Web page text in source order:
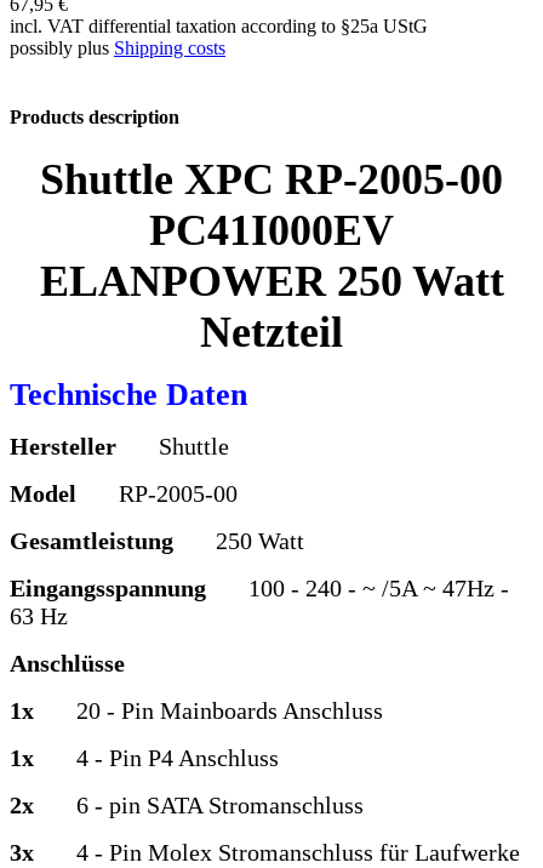
incl. VAT differential taxation according to §25a UStG
possibly plus Shipping costs
Products description
Shuttle XPC RP-2005-00
PC41I000EV
ELANPOWER 250 Watt
Netzteil
Technische Daten
Hersteller Shuttle
Model
RP-2005-00
Gesamtleistung
250 Watt
Eingangsspannung 100 - 240 - ~ /5A ~ 47Hz -
63 Hz
Anschlüsse
1x
20 - Pin Mainboards Anschluss
1x 4 - Pin P4 Anschluss
2x 6 - pin SATA Stromanschluss
3x 4 - Pin Molex Stromanschluss für Laufwerke